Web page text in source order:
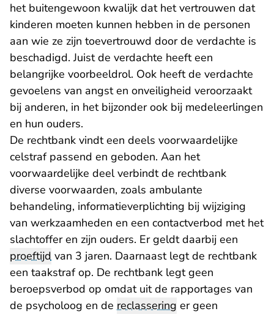
het buitengewoon kwalijk dat het vertrouwen dat
kinderen moeten kunnen hebben in de personen
aan wie ze zijn toevertrouwd door de verdachte is
beschadigd. Juist de verdachte heeft een
belangrijke voorbeeldrol. Ook heeft de verdachte
gevoelens van angst en onveiligheid veroorzaakt
bij anderen, in het bijzonder ook bij medeleerlingen
en hun ouders.
De rechtbank vindt een deels voorwaardelijke
celstraf passend en geboden. Aan het
voorwaardelijke deel verbindt de rechtbank
diverse voorwaarden, zoals ambulante
behandeling, informatieverplichting bij wijziging
van werkzaamheden en een contactverbod met het
slachtoffer en zijn ouders. Er geldt daarbij een
proeftijd van 3 jaren. Daarnaast legt de rechtbank
een taakstraf op. De rechtbank legt geen
beroepsverbod op omdat uit de rapportages van
de psycholoog en de reclassering er geen